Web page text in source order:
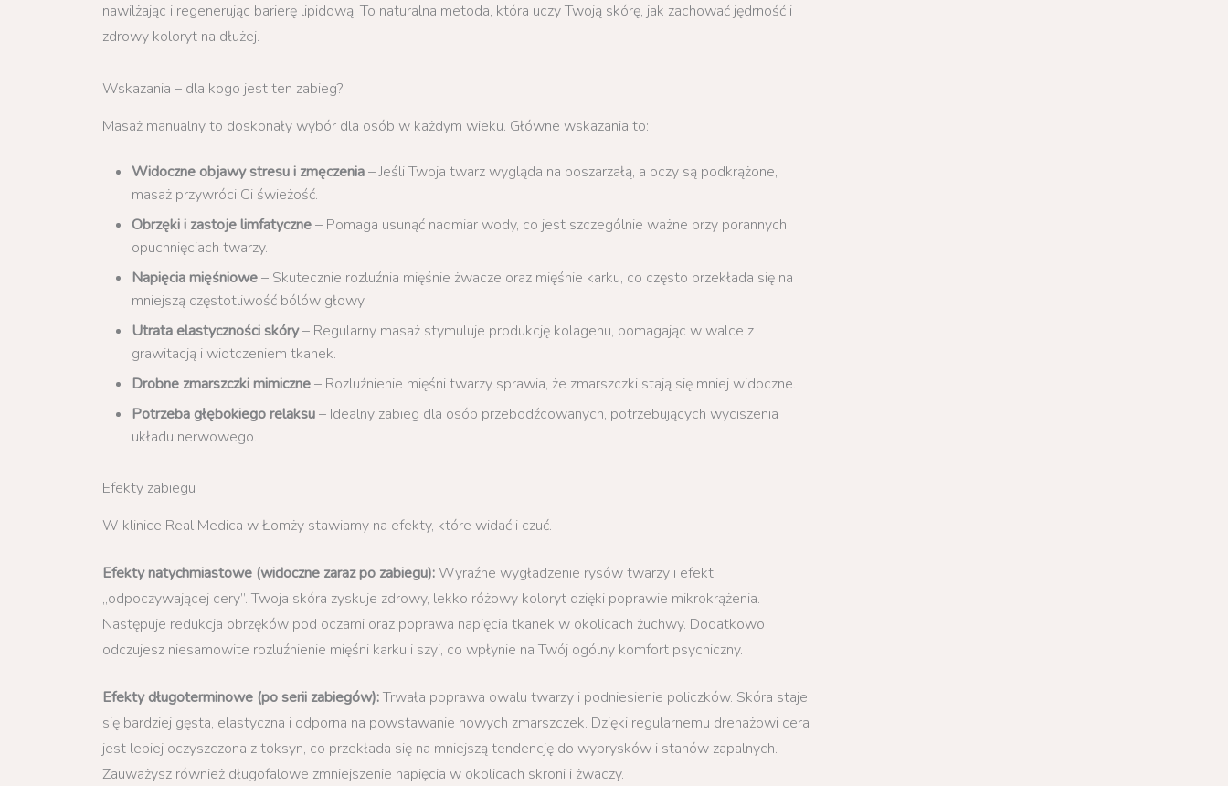
nawilżając i regenerując barierę lipidową. To naturalna metoda, która uczy Twoją skórę, jak zachować jędrność i
zdrowy koloryt na dłużej.
Wskazania – dla kogo jest ten zabieg?
Masaż manualny to doskonały wybór dla osób w każdym wieku. Główne wskazania to:
Widoczne objawy stresu i zmęczenia– Jeśli Twoja twarz wygląda na poszarzałą, a oczy są podkrążone,
masaż przywróci Ci świeżość.
Obrzęki i zastoje limfatyczne– Pomaga usunąć nadmiar wody, co jest szczególnie ważne przy porannych
opuchnięciach twarzy.
Napięcia mięśniowe– Skutecznie rozluźnia mięśnie żwacze oraz mięśnie karku, co często przekłada się na
mniejszą częstotliwość bólów głowy.
Utrata elastyczności skóry– Regularny masaż stymuluje produkcję kolagenu, pomagając w walce z
grawitacją i wiotczeniem tkanek.
Drobne zmarszczki mimiczne– Rozluźnienie mięśni twarzy sprawia, że zmarszczki stają się mniej widoczne.
Potrzeba głębokiego relaksu– Idealny zabieg dla osób przebodźcowanych, potrzebujących wyciszenia
układu nerwowego.
Efekty zabiegu
W klinice Real Medica w Łomży stawiamy na efekty, które widać i czuć.
Efekty natychmiastowe (widoczne zaraz po zabiegu):Wyraźne wygładzenie rysów twarzy i efekt
„odpoczywającej cery”. Twoja skóra zyskuje zdrowy, lekko różowy koloryt dzięki poprawie mikrokrążenia.
Następuje redukcja obrzęków pod oczami oraz poprawa napięcia tkanek w okolicach żuchwy. Dodatkowo
odczujesz niesamowite rozluźnienie mięśni karku i szyi, co wpłynie na Twój ogólny komfort psychiczny.
Efekty długoterminowe (po serii zabiegów):Trwała poprawa owalu twarzy i podniesienie policzków. Skóra staje
się bardziej gęsta, elastyczna i odporna na powstawanie nowych zmarszczek. Dzięki regularnemu drenażowi cera
jest lepiej oczyszczona z toksyn, co przekłada się na mniejszą tendencję do wyprysków i stanów zapalnych.
Zauważysz również długofalowe zmniejszenie napięcia w okolicach skroni i żwaczy.